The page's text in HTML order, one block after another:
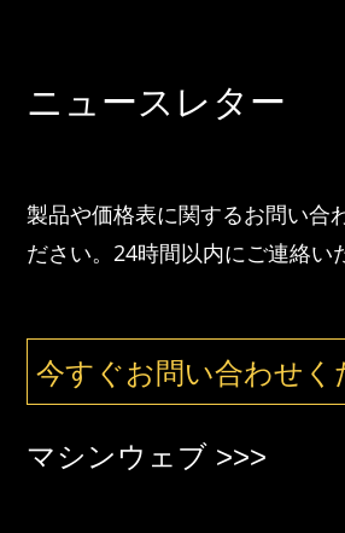
ニュースレター
製品や価格表に関するお問い合
ださい。24時間以内にご連絡い
今すぐお問い合わせく
マシンウェブ >>>